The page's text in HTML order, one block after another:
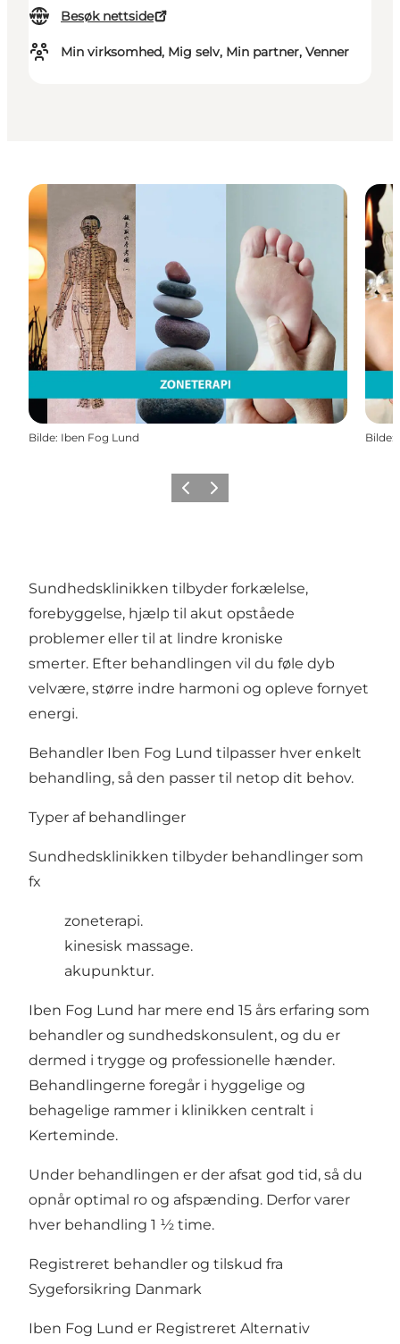
Besøk nettside
Min virksomhed, Mig selv, Min partner, Venner
Bilde: Iben Fog Lund Bilde:
ForrigeNeste
Sundhedsklinikken tilbyder forkælelse,
forebyggelse, hjælp til akut opståede
problemer eller til at lindre kroniske
smerter. Efter behandlingen vil du føle dyb
velvære, større indre harmoni og opleve fornyet
energi.
Behandler Iben Fog Lund tilpasser hver enkelt
behandling, så den passer til netop dit behov.
Typer af behandlinger
Sundhedsklinikken tilbyder behandlinger som
fx
zoneterapi.
kinesisk massage.
akupunktur.
Iben Fog Lund har mere end 15 års erfaring som
behandler og sundhedskonsulent, og du er
dermed i trygge og professionelle hænder.
Behandlingerne foregår i hyggelige og
behagelige rammer i klinikken centralt i
Kerteminde.
Under behandlingen er der afsat god tid, så du
opnår optimal ro og afspænding. Derfor varer
hver behandling 1 ½ time.
Registreret behandler og tilskud fra
Sygeforsikring Danmark
Iben Fog Lund er Registreret Alternativ